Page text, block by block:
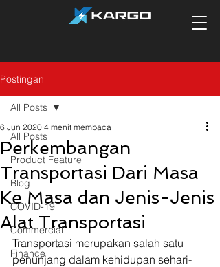
Postingan
All Posts
Product Feature
Blog
COVID-19
Commercial
Finance
All Posts
Perkembangan
Transportasi Dari Masa
Ke Masa dan Jenis-Jenis
Alat Transportasi
6 Jun 2020 4 menit membaca
Transportasi merupakan salah satu
penunjang dalam kehidupan sehari-